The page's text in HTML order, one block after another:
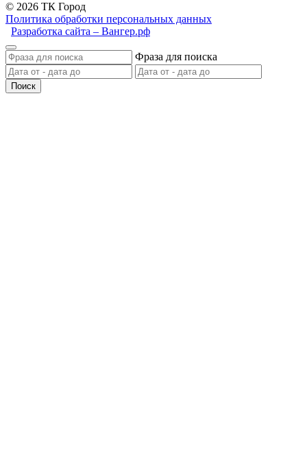
© 2026 ТК Город
Политика обработки персональных данных
Разработка сайта – Вангер.рф
Фраза для поиска
Поиск